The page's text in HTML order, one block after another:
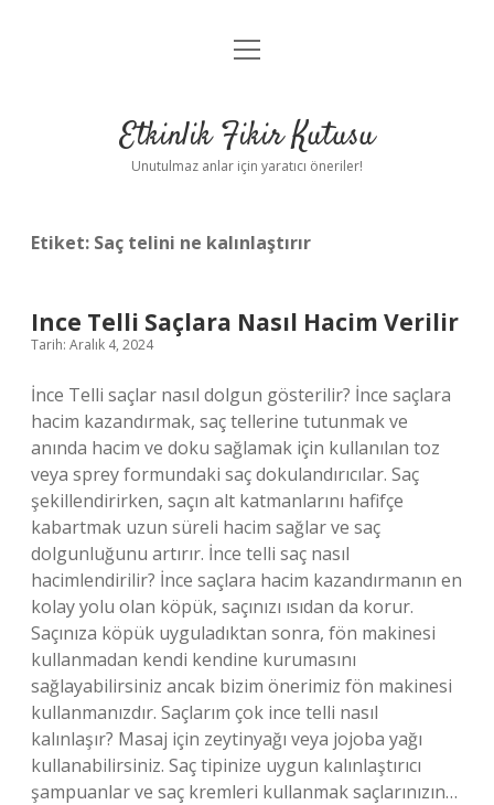
Anasayfa
Yasal Uyarı
menüyü
Etkinlik Fikir Kutusu
Unutulmaz anlar için yaratıcı öneriler!
Etiket: Saç telini ne kalınlaştırır
Ince Telli Saçlara Nasıl Hacim Verilir
Tarih: Aralık 4, 2024
İnce Telli saçlar nasıl dolgun gösterilir? İnce saçlara
hacim kazandırmak, saç tellerine tutunmak ve
anında hacim ve doku sağlamak için kullanılan toz
veya sprey formundaki saç dokulandırıcılar. Saç
şekillendirirken, saçın alt katmanlarını hafifçe
kabartmak uzun süreli hacim sağlar ve saç
dolgunluğunu artırır. İnce telli saç nasıl
hacimlendirilir? İnce saçlara hacim kazandırmanın en
kolay yolu olan köpük, saçınızı ısıdan da korur.
Saçınıza köpük uyguladıktan sonra, fön makinesi
kullanmadan kendi kendine kurumasını
sağlayabilirsiniz ancak bizim önerimiz fön makinesi
kullanmanızdır. Saçlarım çok ince telli nasıl
kalınlaşır? Masaj için zeytinyağı veya jojoba yağı
kullanabilirsiniz. Saç tipinize uygun kalınlaştırıcı
şampuanlar ve saç kremleri kullanmak saçlarınızın…